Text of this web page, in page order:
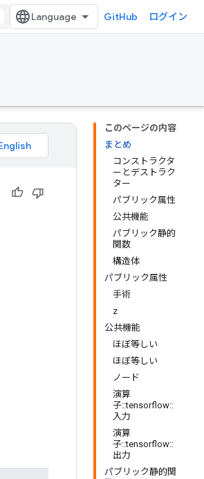
GitHub ログイン
このページの内容
まとめ
コンストラクタ
ーとデストラク
ター
パブリック属性
公共機能
パブリック静的
関数
構造体
パブリック属性
手術
z
公共機能
ほぼ等しい
ほぼ等しい
ノード
演算
子::tensorflow::
入力
演算
子::tensorflow::
出力
パブリック静的関